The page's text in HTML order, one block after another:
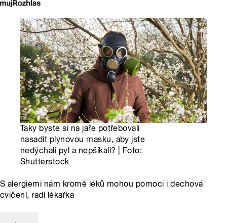
Taky byste si na jaře potřebovali
nasadit plynovou masku, aby jste
nedýchali pyl a nepšíkali? | Foto:
Shutterstock
S alergiemi nám kromě léků mohou pomoci i dechová
cvičení, radí lékařka